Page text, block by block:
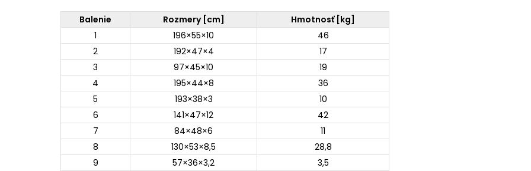
Balenie Rozmery [cm]
Hmotnosť [kg]
1
196×55×10
46
2
192×47×4
17
3
97×45×10
19
4
195×44×8
36
5
193×38×3
10
6
141×47×12
42
7
84×48×6
11
8
130×53×8,5
28,8
9
57×36×3,2
3,5